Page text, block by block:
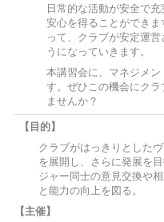
日常的な活動が安全で
安心を得ることができ
って、クラブが安定運
うになっていきます。
本講習会に、マネジメ
す。ぜひこの機会にク
ませんか？
【目的】
クラブがはっきりとした
を展開し、さらに発展を
ジャー同士の意見交換や
と能力の向上を図る。
【主催】